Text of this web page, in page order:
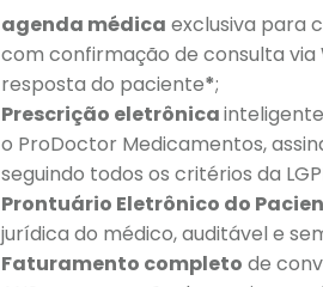
agenda médica exclusiva para
com confirmação de consulta via
resposta do paciente*;
Prescrição eletrônica
o ProDoctor Medicamentos,
seguindo todos os critérios da
Prontuário Eletrônico do
jurídica do médico, auditável e
Faturamento completo de